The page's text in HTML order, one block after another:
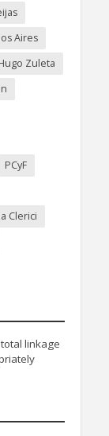
Aires
Zuleta
PCyF
Clerici
linkage